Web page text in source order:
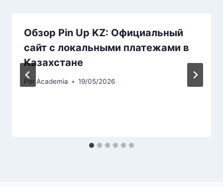
Обзор Pin Up KZ: Официальный
сайт с локальными платежами в
Казахстане
PorAcademia 19/05/2026